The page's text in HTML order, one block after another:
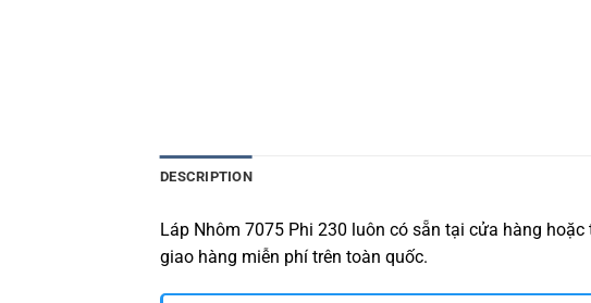
DESCRIPTION
Láp Nhôm 7075 Phi 230 luôn có sẵn tại cửa hàng
giao hàng miễn phí trên toàn quốc.